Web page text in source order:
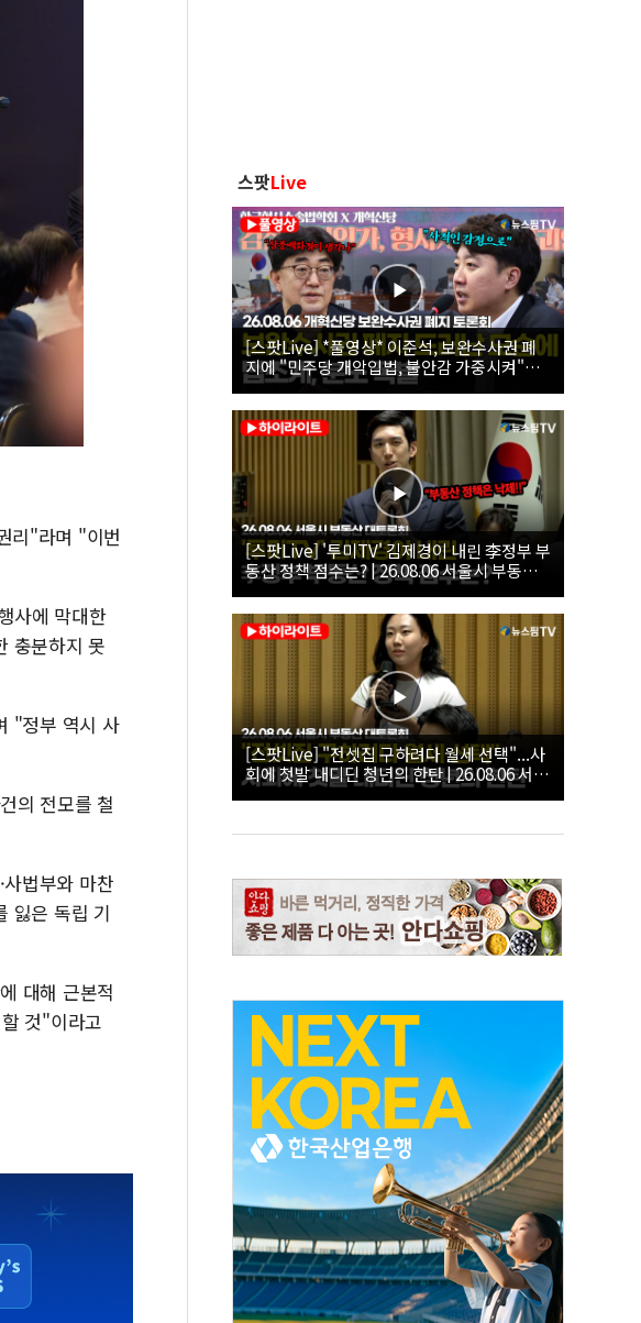
리"라며 "이번
사에 막대한
충분하지 못
"정부 역시 사
의 전모를 철
법부와 마찬
잃은 독립 기
대해 근본적
것"이라고
스팟Live
[스팟Live] *풀영상* 이준석, 보완수사권 폐
지에 "민주당 개악입법, 불안감 가중시켜"｜
26.08.06 개혁신당 보완수사권 폐지 토론회
[스팟Live] '투미TV' 김제경이 내린 李정부 부
동산 정책 점수는? | 26.08.06 서울시 부동산
대토론회
[스팟Live] "전셋집 구하려다 월세 선택"...사
회에 첫발 내디딘 청년의 한탄 | 26.08.06 서울
시 부동산 대토론회